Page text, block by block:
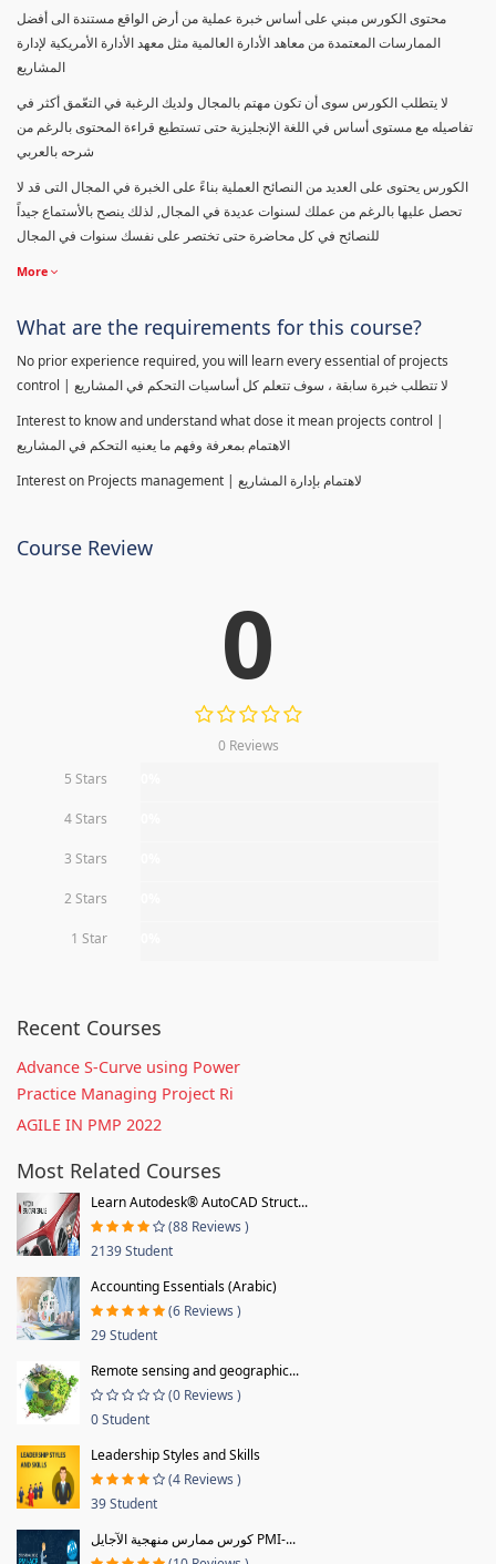
محتوى الكورس مبني على أساس خبرة عملية من أرض الواقع مستندة الى أفضل
الممارسات المعتمدة من معاهد الأدارة العالمية مثل معهد الأدارة الأمريكية لإدارة
المشاريع
لا يتطلب الكورس سوى أن تكون مهتم بالمجال ولديك الرغبة في التعّمق أكثر في
تفاصيله مع مستوى أساس في اللغة الإنجليزية حتى تستطيع قراءة المحتوى بالرغم من
شرحه بالعربي
الكورس يحتوى على العديد من النصائح العملية بناءً على الخبرة في المجال التى قد لا
تحصل عليها بالرغم من عملك لسنوات عديدة في المجال, لذلك ينصح بالأستماع جيداً
للنصائح في كل محاضرة حتى تختصر على نفسك سنوات في المجال
More
What are the requirements for this course?
No prior experience required, you will learn every essential of projects
control | لا تتطلب خبرة سابقة ، سوف تتعلم كل أساسيات التحكم في المشاريع
Interest to know and understand what dose it mean projects control |
الاهتمام بمعرفة وفهم ما يعنيه التحكم في المشاريع
Interest on Projects management | لاهتمام بإدارة المشاريع
Course Review
0
0 Reviews
5 Stars
4 Stars
3 Stars
2 Stars
1 Star
Recent Courses
Advance S-Curve using Power
Practice Managing Project Ri
AGILE IN PMP 2022
Most Related Courses
Learn Autodesk® AutoCAD Struct...
(88 Reviews )
2139 Student
Accounting Essentials (Arabic)
(6 Reviews )
29 Student
Remote sensing and geographic...
(0 Reviews )
0 Student
Leadership Styles and Skills
(4 Reviews )
39 Student
كورس ممارس منهجية الآجايل PMI-...